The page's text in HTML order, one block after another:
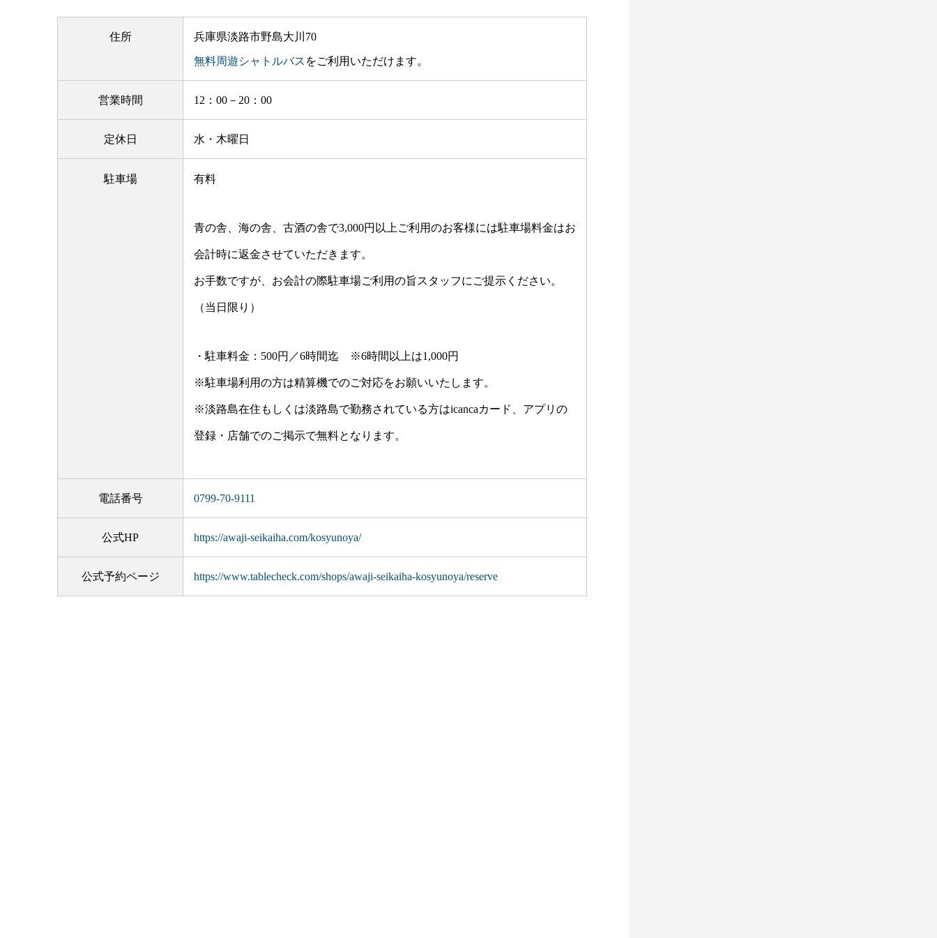
住所 兵庫県淡路市野島大川70
無料周遊シャトルバス をご利用いただけます。
営業時間 12：00－20：00
定休日 水・木曜日
駐車場 有料
青の舎、海の舎、古酒の舎で3,000円以上ご利用のお客様には駐車場料金はお
会計時に返金させていただきます。
お手数ですが、お会計の際駐車場ご利用の旨スタッフにご提示ください。
（当日限り）
・駐車料金：500円／6時間迄 ※6時間以上は1,000円
※駐車場利用の方は精算機でのご対応をお願いいたします。
※淡路島在住もしくは淡路島で勤務されている方はicancaカード、アプリの
登録・店舗でのご掲示で無料となります。
電話番号 0799-70-9111
公式HP https://awaji-seikaiha.com/kosyunoya/
公式予約ページ https://www.tablecheck.com/shops/awaji-seikaiha-kosyunoya/reserve